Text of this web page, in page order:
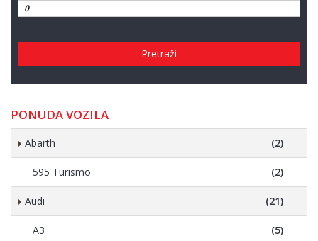
Pretraži
PONUDA VOZILA
Abarth (2)
595 Turismo (2)
Audi (21)
A3 (5)